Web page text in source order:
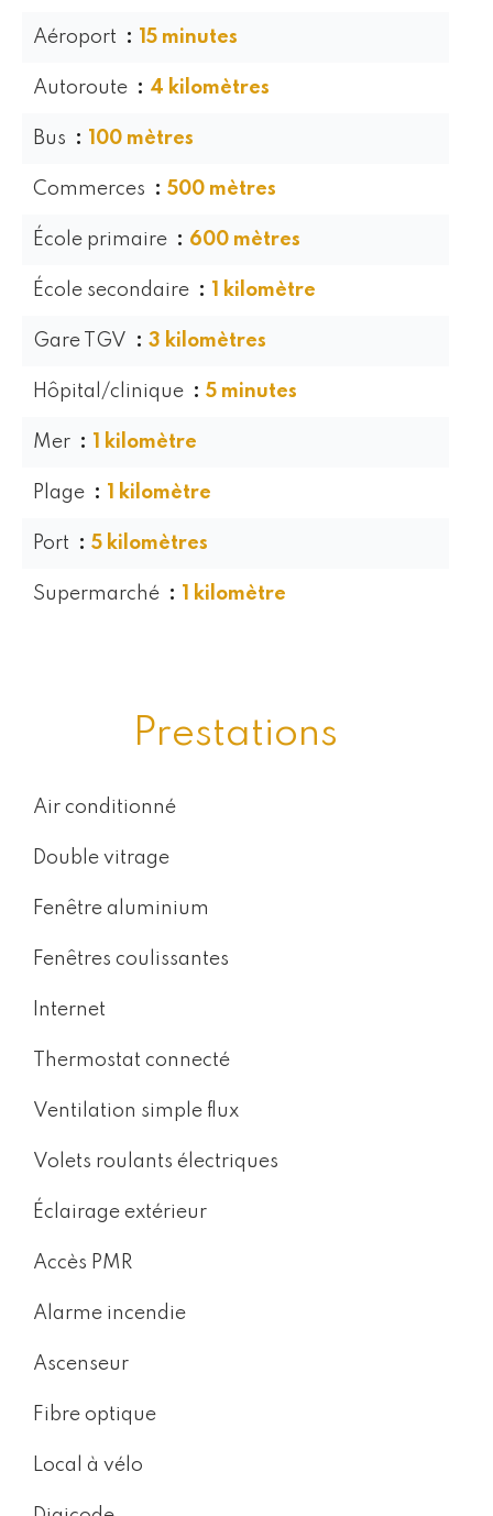
Aéroport 15 minutes
Autoroute 4 kilomètres
Bus 100 mètres
Commerces 500 mètres
École primaire 600 mètres
École secondaire 1 kilomètre
Gare TGV 3 kilomètres
Hôpital/clinique 5 minutes
Mer 1 kilomètre
Plage 1 kilomètre
Port 5 kilomètres
Supermarché 1 kilomètre
Prestations
Air conditionné
Double vitrage
Fenêtre aluminium
Fenêtres coulissantes
Internet
Thermostat connecté
Ventilation simple flux
Volets roulants électriques
Éclairage extérieur
Accès PMR
Alarme incendie
Ascenseur
Fibre optique
Local à vélo